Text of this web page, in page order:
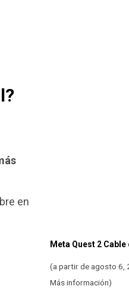
en
Meta Quest 2
(a partir de agosto 6,
Más información)